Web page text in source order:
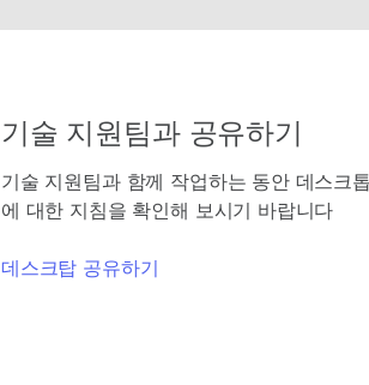
기술 지원팀과 공유하기
기술 지원팀과 함께 작업하는 동안 데스크
에 대한 지침을 확인해 보시기 바랍니다
데스크탑 공유하기